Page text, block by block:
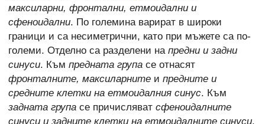
максиларни, фронтални, етмоидални и
сфеноидални. По големина варират в широки
граници и са несиметрични, като при мъжете са по-
големи. Отделно са разделени на предни и задни
синуси. Към предната група се отнасят
фронталните, максиларните и предните и
средните клетки на етмоидалния синус. Към
задната група се причисляват сфеноидалните
синуси и задните клетки на етмоидалните синуси.